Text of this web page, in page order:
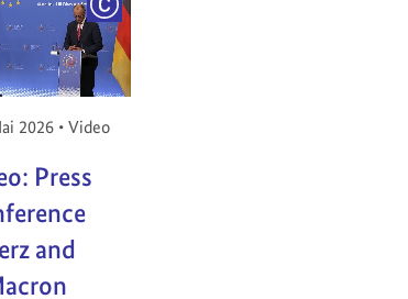
COPYRIGHT
am:
2026 • Video
Press
and